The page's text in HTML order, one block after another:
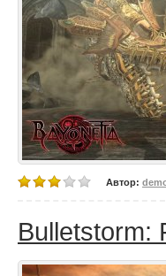
Автор:
Bulletstorm: